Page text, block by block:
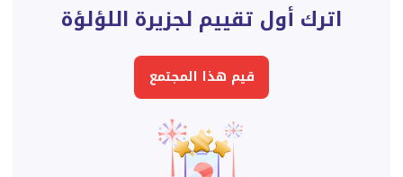
اترك أول تقييم لجزيرة اللؤلؤة
قيم هذا المجتمع